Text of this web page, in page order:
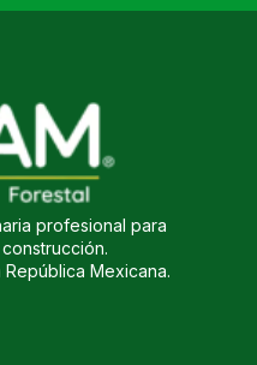
profesional para
Mexicana.